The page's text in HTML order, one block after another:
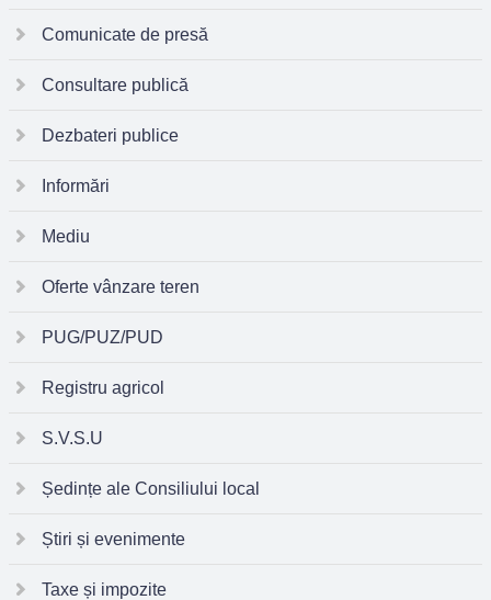
Comunicate de presă
Consultare publică
Dezbateri publice
Informări
Mediu
Oferte vânzare teren
PUG/PUZ/PUD
Registru agricol
S.V.S.U
Ședințe ale Consiliului local
Știri și evenimente
Taxe și impozite